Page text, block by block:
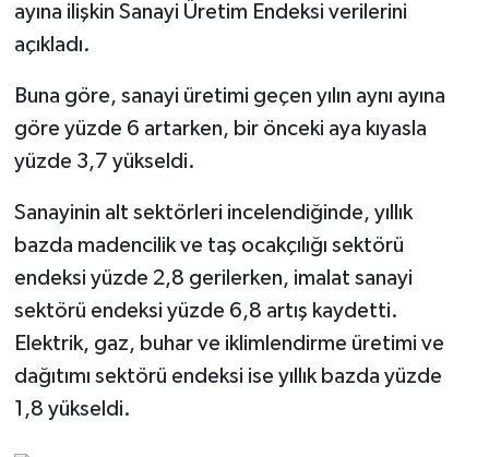
ayına ilişkin Sanayi Üretim Endeksi verilerini
açıkladı.
Buna göre, sanayi üretimi geçen yılın aynı ayına
göre yüzde 6 artarken, bir önceki aya kıyasla
yüzde 3,7 yükseldi.
Sanayinin alt sektörleri incelendiğinde, yıllık
bazda madencilik ve taş ocakçılığı sektörü
endeksi yüzde 2,8 gerilerken, imalat sanayi
sektörü endeksi yüzde 6,8 artış kaydetti.
Elektrik, gaz, buhar ve iklimlendirme üretimi ve
dağıtımı sektörü endeksi ise yıllık bazda yüzde
1,8 yükseldi.